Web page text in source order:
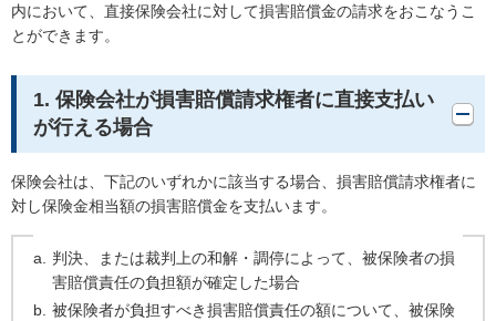
内において、直接保険会社に対して損害賠償金の請求をおこなうこ
とができます。
1. 保険会社が損害賠償請求権者に直接支払い
が行える場合
保険会社は、下記のいずれかに該当する場合、損害賠償請求権者に
対し保険金相当額の損害賠償金を支払います。
判決、または裁判上の和解・調停によって、被保険者の損
害賠償責任の負担額が確定した場合
被保険者が負担すべき損害賠償責任の額について、被保険